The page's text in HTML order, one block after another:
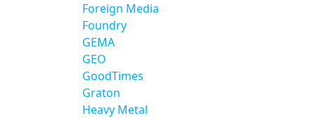
Foreign Media
Foundry
GEMA
GEO
GoodTimes
Graton
Heavy Metal